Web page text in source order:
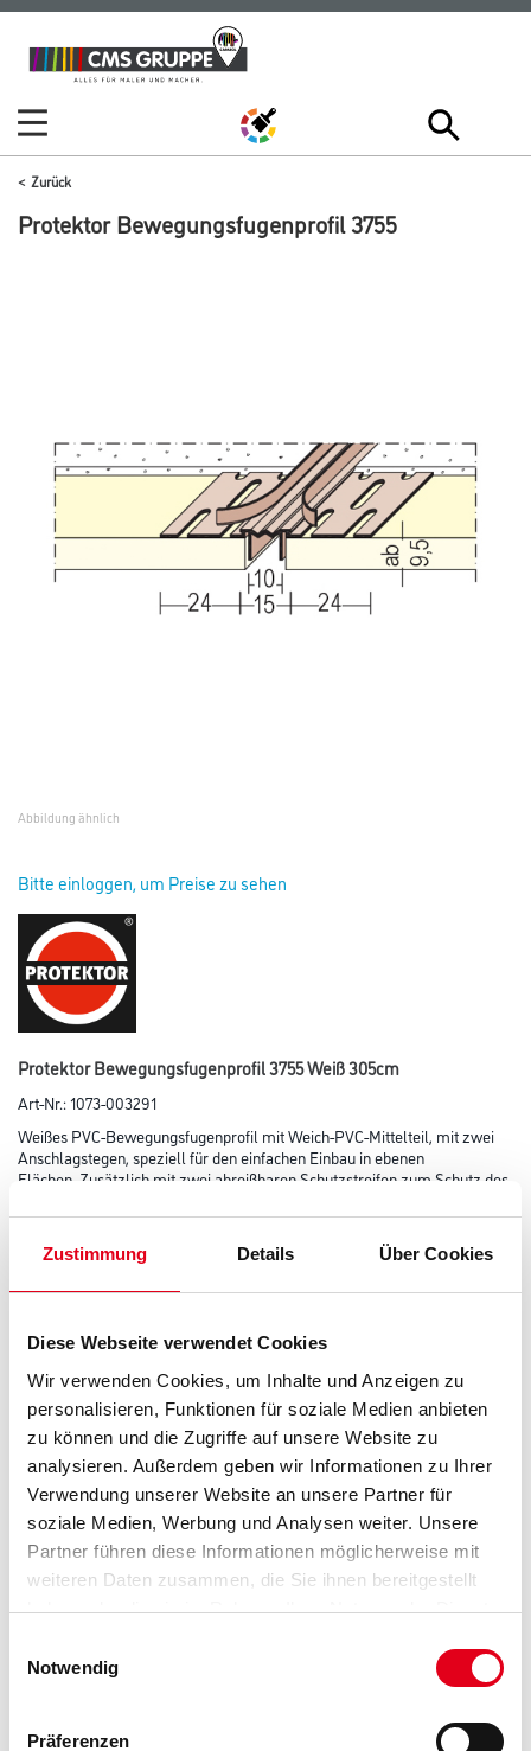
Zustimmung Details Über Cookies
Diese Webseite verwendet Cookies
Wir verwenden Cookies, um Inhalte und Anzeigen zu
personalisieren, Funktionen für soziale Medien anbieten
zu können und die Zugriffe auf unsere Website zu
analysieren. Außerdem geben wir Informationen zu Ihrer
Verwendung unserer Website an unsere Partner für
soziale Medien, Werbung und Analysen weiter. Unsere
Partner führen diese Informationen möglicherweise mit
weiteren Daten zusammen, die Sie ihnen bereitgestellt
haben oder die sie im Rahmen Ihrer Nutzung der Dienste
Notwendig
Präferenzen
Zum
Inhalt
Zum
Navigationsmenü
Zurück
Protektor Bewegungsfugenprofil 3755
Abbildung ähnlich
Bitte einloggen, um Preise zu sehen
Protektor Bewegungsfugenprofil 3755 Weiß 305cm
Art-Nr.:1073-003291
Weißes PVC-Bewegungsfugenprofil mit Weich-PVC-Mittelteil, mit zwei
Anschlagstegen, speziell für den einfachen Einbau in ebenen
Flächen. Zusätzlich mit zwei abreißbaren Schutzstreifen zum Schutz des
Bewegungsfugen im Wand- oder Deckenbereich, entsprechend den
Anforderungen der DIN 18181. Profil beidseitig vollflächig bis zum
Weich-PVC-Mittelteil anspachteln und zusätzlich mit Klammern
Farbtonbezeichnung
Länge in centimeter
Gebinde